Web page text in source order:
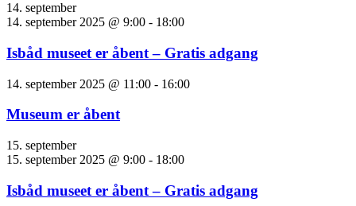
14. september
14. september 2025 @ 9:00 - 18:00
Isbåd museet er åbent – Gratis adgang
14. september 2025 @ 11:00 - 16:00
Museum er åbent
15. september
15. september 2025 @ 9:00 - 18:00
Isbåd museet er åbent – Gratis adgang